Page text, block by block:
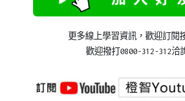
更多線上學習資訊，歡迎訂閱
歡迎撥打0800-312-312洽